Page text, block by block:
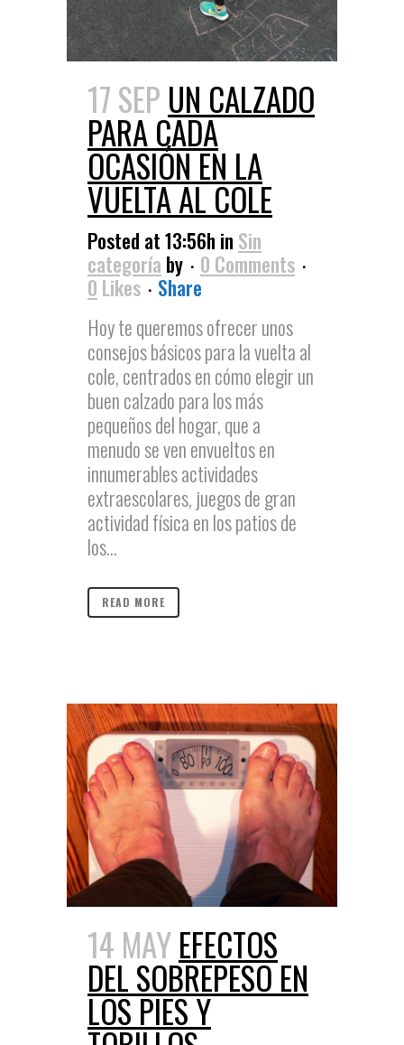
17 SEP UN CALZADO
PARA CADA
OCASIÓN EN LA
VUELTA AL COLE
Posted at 13:56h in Sin
categoría by
0 Comments
0 Likes
Share
Hoy te queremos ofrecer unos
consejos básicos para la vuelta al
cole, centrados en cómo elegir un
buen calzado para los más
pequeños del hogar, que a
menudo se ven envueltos en
innumerables actividades
extraescolares, juegos de gran
actividad física en los patios de
los...
READ MORE
14 MAYEFECTOS
DEL SOBREPESO EN
LOS PIES Y